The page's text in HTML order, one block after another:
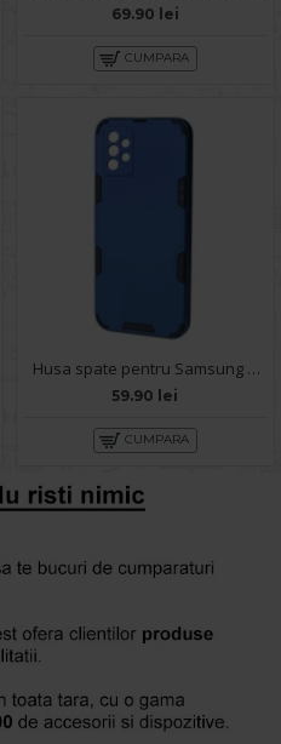
69.90 lei
CUMPARA
Husa spate pentru Samsung Galaxy A72 - Mantis Case Albastru / Negru
59.90 lei
CUMPARA